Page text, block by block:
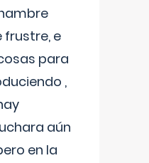
frustre, e
para
,
aún
en la